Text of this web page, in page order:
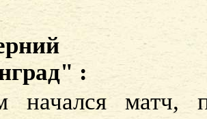
:
начался матч,